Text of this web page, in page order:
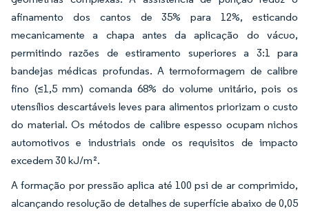
afinamento dos cantos de 35% para 12%, esticando
mecanicamente a chapa antes da aplicação do vácuo,
permitindo razões de estiramento superiores a 3:1 para
bandejas médicas profundas. A termoformagem de calibre
fino (≤1,5 mm) comanda 68% do volume unitário, pois os
utensílios descartáveis leves para alimentos priorizam o custo
do material. Os métodos de calibre espesso ocupam nichos
automotivos e industriais onde os requisitos de impacto
excedem 30 kJ/m².
A formação por pressão aplica até 100 psi de ar comprimido,
alcançando resolução de detalhes de superfície abaixo de 0,05